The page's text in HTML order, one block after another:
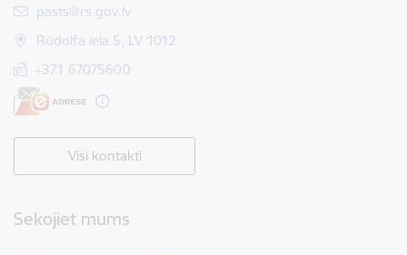
E-pasts:
pasts@rs.gov.lv
Rūdolfa iela 5, LV 1012
+371 67075600
Visi kontakti
Sekojiet mums